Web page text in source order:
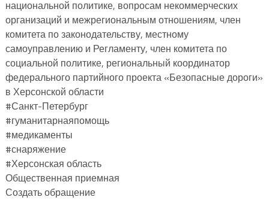
национальной политике, вопросам некоммерческих
организаций и межрегиональным отношениям, член
комитета по законодательству, местному
самоуправлению и Регламенту, член комитета по
социальной политике, региональный координатор
федерального партийного проекта «Безопасные дороги»
в Херсонской области
#Санкт-Петербург
#гуманитарнаяпомощь
#медикаменты
#снаряжение
#Херсонская область
Общественная приемная
Создать обращение